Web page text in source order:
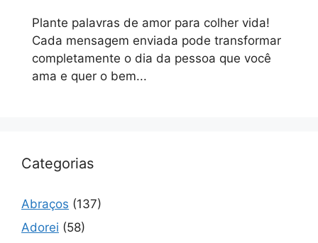
Plante palavras de amor para colher vida!
Cada mensagem enviada pode transformar
completamente o dia da pessoa que você
ama e quer o bem...
Categorias
Abraços (137)
Adorei (58)